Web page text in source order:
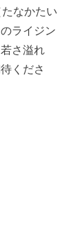
なかたい
ライジン
さ溢れ
くださ